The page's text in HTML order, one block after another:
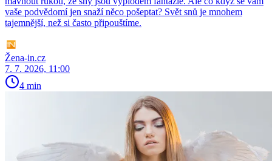
vaše podvědomí jen snaží něco pošeptat? Svět snů je mnohem
tajemnější, než si často připouštíme.
Žena-in.cz
7. 7. 2026, 11:00
4 min